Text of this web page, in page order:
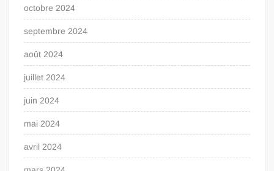
octobre 2024
septembre 2024
août 2024
juillet 2024
juin 2024
mai 2024
avril 2024